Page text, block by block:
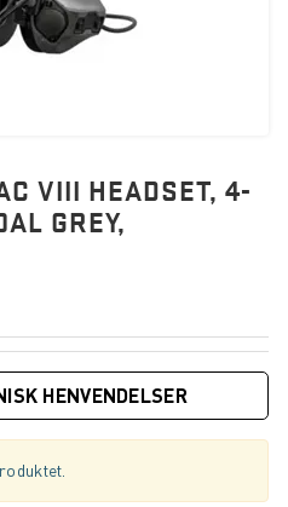
VIII HEADSET, 4-
GREY,
HENVENDELSER